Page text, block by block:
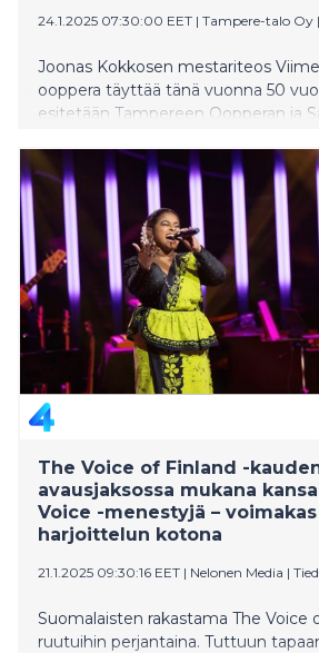
24.1.2025 07:30:00 EET | Tampere-talo Oy |
Joonas Kokkosen mestariteos
ooppera täyttää tänä vuonna 50
esitetään Tampereen Oopperan ja
Olavinlinnassa. Merkkivuoden avaa
juhlaseminaari, joka järjestetään
tuomiokirkossa lauantaina 1.
Tilaisuuteen on vapaa pääsy.
The Voice of Finland -
avausjaksossa mukana
Voice -menestyjä –
harjoittelun kotona
21.1.2025 09:30:16 EET | Nelonen Media |
Suomalaisten rakastama The Voice
ruutuihin perjantaina. Tuttuun